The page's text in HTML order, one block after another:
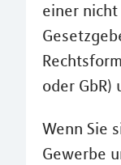
einer
oder
Wenn Sie
Gewerbe